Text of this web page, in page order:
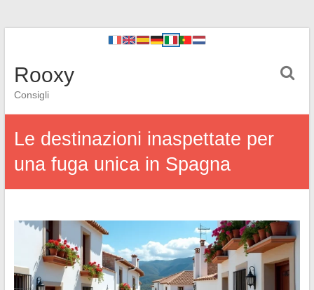
Rooxy
Consigli
Le destinazioni inaspettate per
una fuga unica in Spagna